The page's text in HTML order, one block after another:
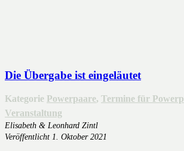
Die Übergabe ist eingeläutet
Kategorie Powerpaare, Termine für
Veranstaltung
Elisabeth & Leonhard Zintl
Veröffentlicht 1. Oktober 2021